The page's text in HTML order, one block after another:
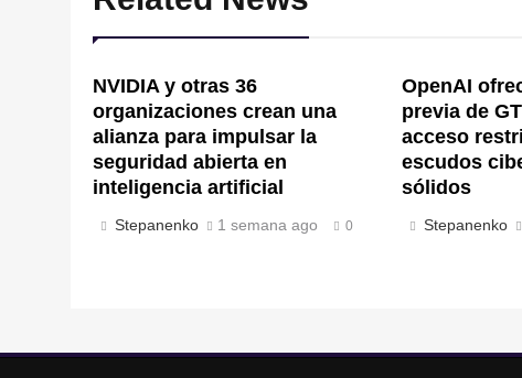
NVIDIA y otras 36
organizaciones crean una
alianza para impulsar la
seguridad abierta en
inteligencia artificial
Stepanenko 1 semana ago 0
OpenAI
previa de
acceso
escudos
sólidos
Stepanenko